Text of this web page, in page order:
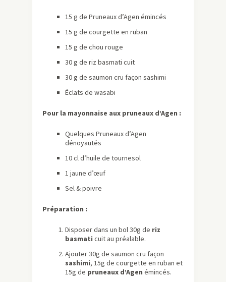
15 g de Pruneaux d’Agen émincés
15 g de courgette en ruban
15 g de chou rouge
30 g de riz basmati cuit
30 g de saumon cru façon sashimi
Éclats de wasabi
Pour la mayonnaise aux pruneaux d’Agen :
Quelques Pruneaux d’Agen
dénoyautés
10 cl d’huile de tournesol
1 jaune d’œuf
Sel & poivre
Préparation :
Disposer dans un bol 30g de riz
basmati cuit au préalable.
Ajouter 30g de saumon cru façon
sashimi, 15g de courgette en ruban et
15g de pruneaux d’Agen émincés.